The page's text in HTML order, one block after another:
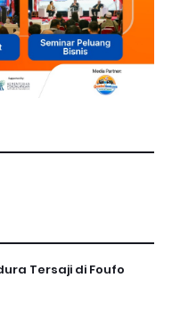
Tersaji di Foufo